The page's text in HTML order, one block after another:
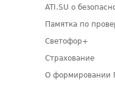
ATI.SU о
Памятка по
Светофор+
Страхование
О формировании